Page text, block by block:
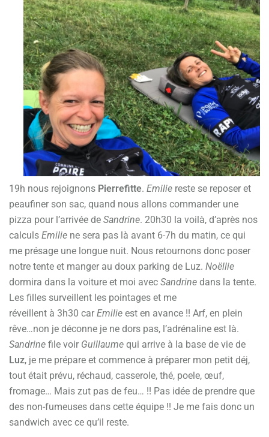
19h nous rejoignons Pierrefitte. Emilie reste se reposer et
peaufiner son sac, quand nous allons commander une
pizza pour l’arrivée de Sandrine. 20h30 la voilà, d’après nos
calculs Emilie ne sera pas là avant 6-7h du matin, ce qui
me présage une longue nuit. Nous retournons donc poser
notre tente et manger au doux parking de Luz. Noëllie
dormira dans la voiture et moi avec Sandrine dans la tente.
Les filles surveillent les pointages et me
réveillent à 3h30 carEmilie est en avance !! Arf, en plein
rêve…non je déconne je ne dors pas, l’adrénaline est là.
Sandrine file voir Guillaume qui arrive à la base de vie de
Luz, je me prépare et commence à préparer mon petit déj,
tout était prévu, réchaud, casserole, thé, poele, œuf,
fromage… Mais zut pas de feu… !! Pas idée de prendre que
des non-fumeuses dans cette équipe !! Je me fais donc un
sandwich avec ce qu’il reste.